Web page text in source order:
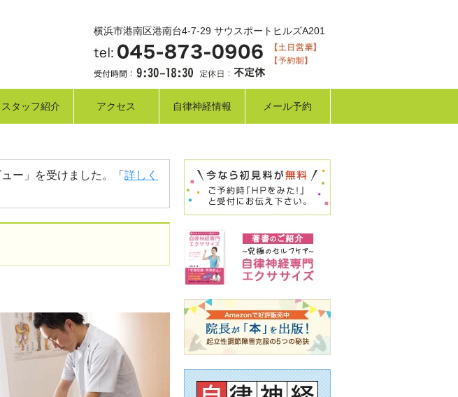
横浜市港南区港南台4-7-29 サウスポートヒルズA201
スタッフ紹介 アクセス 自律神経情報 メール予約
ー」を受けました。「 詳しく